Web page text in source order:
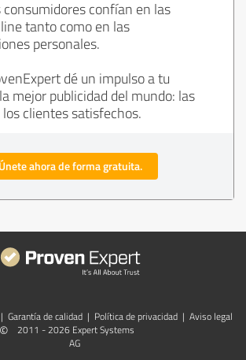
consumidores confían en las
tanto como en las
personales.
dé un impulso a tu
mejor publicidad del mundo: las
clientes satisfechos.
Únete ahora de forma gratuita.
| Garantía de calidad | Política de privacidad | Aviso legal
©
2011 - 2026 Expert Systems
AG